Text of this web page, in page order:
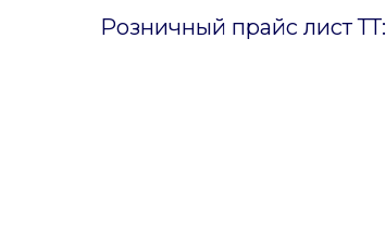
Розничный прайс лист ТТ: